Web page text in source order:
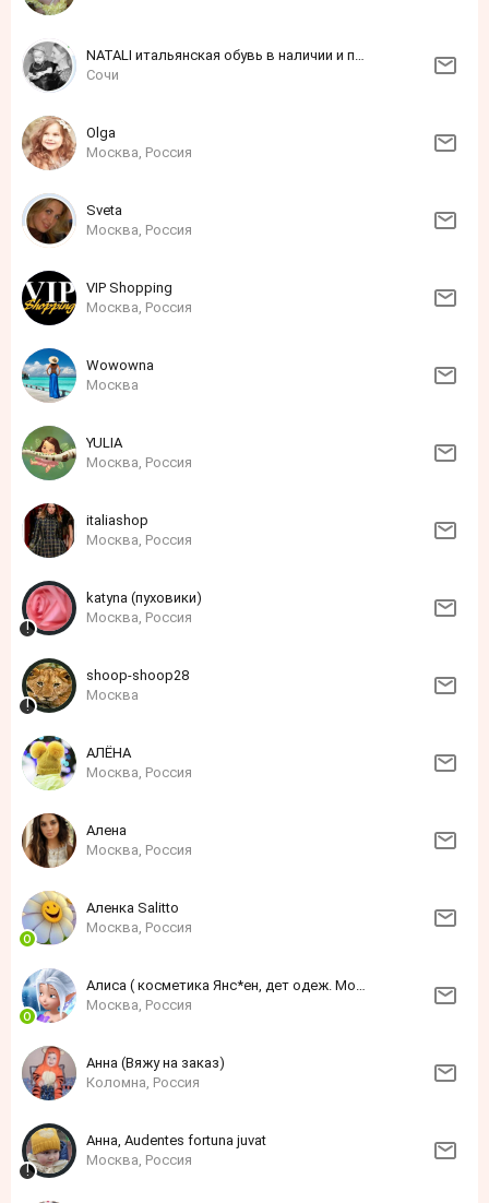
NATALI итальянская обувь в наличии и под заказ
Сочи
Olga
Москва, Россия
Sveta
Москва, Россия
VIP Shopping
Москва, Россия
Wowowna
Москва
YULIA
Москва, Россия
italiashop
Москва, Россия
katyna (пуховики)
Москва, Россия
shoop-shoop28
Москва
АЛЁНА
Москва, Россия
Алена
Москва, Россия
Аленка Sаlittо
Москва, Россия
Алиса ( косметика Янс*ен, дет одеж. Моне)
Москва, Россия
Анна (Вяжу на заказ)
Коломна, Россия
Анна, Audentes fortuna juvat
Москва, Россия